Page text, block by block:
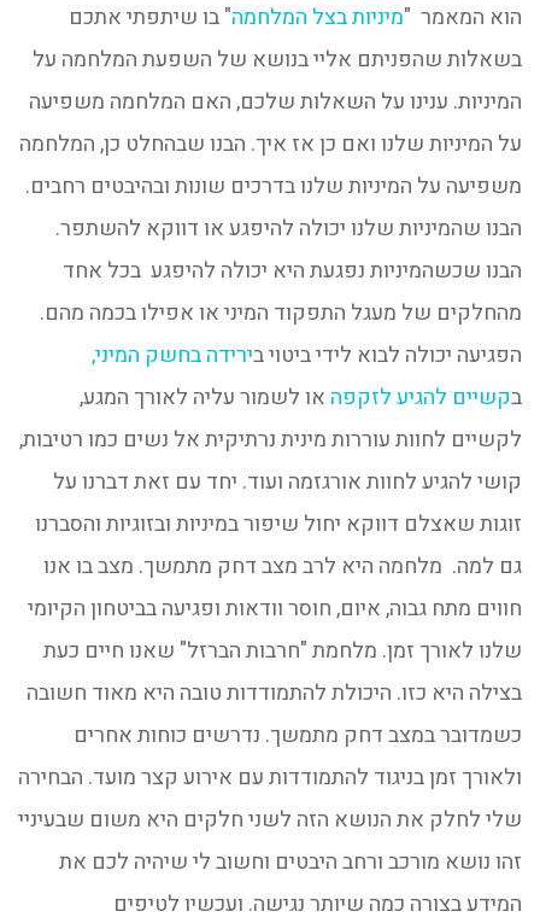
הוא המאמר "מיניות בצל המלחמה" בו שיתפתי אתכם
בשאלות שהפניתם אליי בנושא של השפעת המלחמה על
המיניות. ענינו על השאלות שלכם, האם המלחמה משפיעה
על המיניות שלנו ואם כן אז איך. הבנו שבהחלט כן, המלחמה
משפיעה על המיניות שלנו בדרכים שונות ובהיבטים רחבים.
הבנו שהמיניות שלנו יכולה להיפגע או דווקא להשתפר.
הבנו שכשהמיניות נפגעת היא יכולה להיפגע בכל אחד
מהחלקים של מעגל התפקוד המיני או אפילו בכמה מהם.
הפגיעה יכולה לבוא לידי ביטוי בירידה בחשק המיני,
בקשיים להגיע לזקפה או לשמור עליה לאורך המגע,
לקשיים לחוות עוררות מינית נרתיקית אל נשים כמו רטיבות,
קושי להגיע לחוות אורגזמה ועוד. יחד עם זאת דברנו על
זוגות שאצלם דווקא יחול שיפור במיניות ובזוגיות והסברנו
גם למה. מלחמה היא לרב מצב דחק מתמשך. מצב בו אנו
חווים מתח גבוה, איום, חוסר וודאות ופגיעה בביטחון הקיומי
שלנו לאורך זמן. מלחמת "חרבות הברזל" שאנו חיים כעת
בצילה היא כזו. היכולת להתמודדות טובה היא מאוד חשובה
כשמדובר במצב דחק מתמשך. נדרשים כוחות אחרים
ולאורך זמן בניגוד להתמודדות עם אירוע קצר מועד. הבחירה
שלי לחלק את הנושא הזה לשני חלקים היא משום שבעיניי
זהו נושא מורכב ורחב היבטים וחשוב לי שיהיה לכם את
המידע בצורה כמה שיותר נגישה. ועכשיו לטיפים